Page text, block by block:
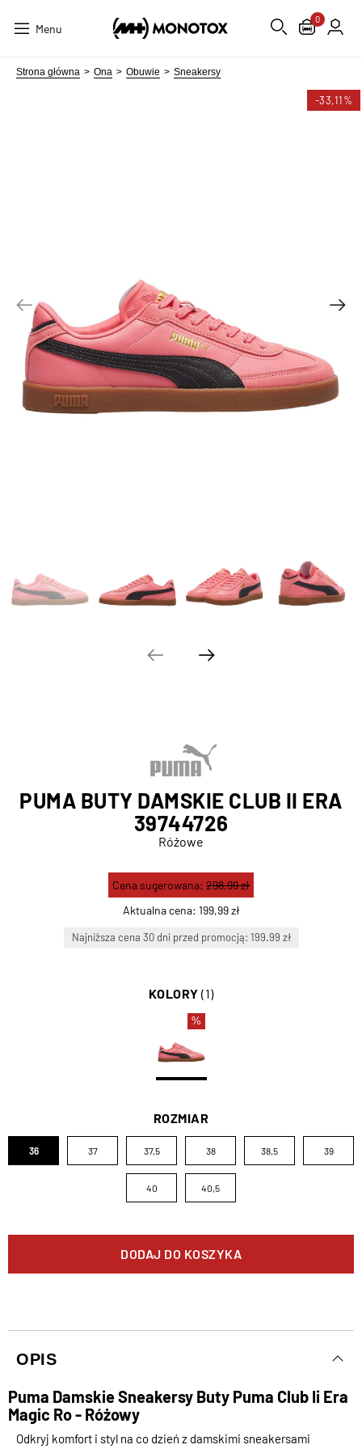
Menu
0
Strona główna Ona Obuwie Sneakersy
-33,11%
PUMA BUTY DAMSKIE CLUB II ERA
39744726
Różowe
Aktualna cena: 199,99 zł
Cena sugerowana: 298,99 zł
Najniższa cena 30 dni przed promocją: 199.99 zł
KOLORY (1)
%
ROZMIAR
36 37 37,5 38 38,5 39
40 40,5
DODAJ DO KOSZYKA
OPIS
Puma Damskie Sneakersy Buty Puma Club Ii Era
Magic Ro - Różowy
Odkryj komfort i styl na co dzień z damskimi sneakersami